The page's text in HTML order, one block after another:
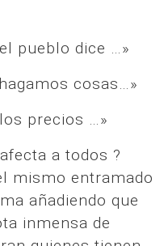
pueblo dice …»
cosas…»
precios …»
a todos ?
mismo entramado
añadiendo que
inmensa de